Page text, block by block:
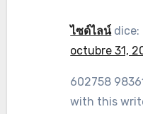
ไซด์ไลน์ dice:
octubre 31,
602758
with this